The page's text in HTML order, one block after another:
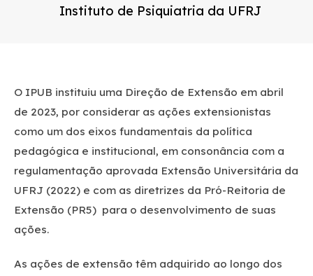
Instituto de Psiquiatria da UFRJ
O IPUB instituiu uma Direção de Extensão em abril
de 2023, por considerar as ações extensionistas
como um dos eixos fundamentais da política
pedagógica e institucional, em consonância com a
regulamentação aprovada Extensão Universitária da
UFRJ (2022) e com as diretrizes da Pró-Reitoria de
Extensão (PR5) para o desenvolvimento de suas
ações.
As ações de extensão têm adquirido ao longo dos